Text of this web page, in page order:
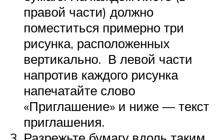
правой части) должно
поместиться примерно три
рисунка, расположенных
вертикально. В левой части
напротив каждого рисунка
напечатайте слово
«Приглашение» и ниже — текст
приглашения.